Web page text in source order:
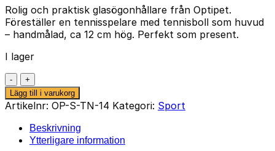
Rolig och praktisk glasögonhållare från Optipet.
Föreställer en tennisspelare med tennisboll som huvud
– handmålad, ca 12 cm hög. Perfekt som present.
I lager
Glasögonhållare
–
Tennis
Lägg till i varukorg
Artikelnr: OP-S-TN-14 Kategori: Sport
Beskrivning
Ytterligare information